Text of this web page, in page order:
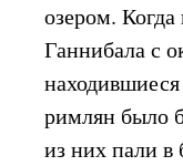
озером.
Ганнибала с
римлян было
из них пали